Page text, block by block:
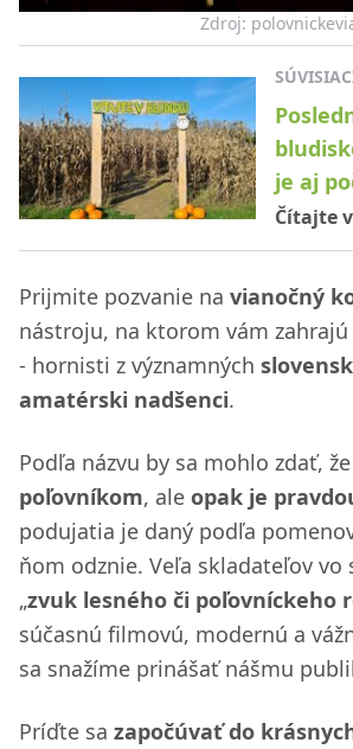
Zdroj:
je aj
Čítajte
Prijmite pozvanie na vianočný
nástroju, na ktorom vám
- hornisti z významných
amatérski nadšenci.
Podľa názvu by sa mohlo zdať,
poľovníkom, ale opak je
podujatia je daný podľa
ňom odznie. Veľa skladateľov
„zvuk lesného či poľovníckeho
súčasnú filmovú, modernú a
sa snažíme prinášať nášmu
Príďte sa započúvať do